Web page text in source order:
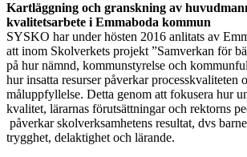
Kartläggning och granskning av
kvalitetsarbete i Emmaboda kommun
SYSKO har under hösten 2016 anlitats av
att inom Skolverkets projekt ”Samverkan för
på hur nämnd, kommunstyrelse och
hur insatta resurser påverkar processkvaliteten
måluppfyllelse. Detta genom att fokusera hur
kvalitet, lärarnas förutsättningar och rektorns
påverkar skolverksamhetens resultat, dvs
trygghet, delaktighet och lärande.